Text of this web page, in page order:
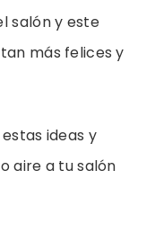
salón y este
más felices y
ideas y
aire a tu salón